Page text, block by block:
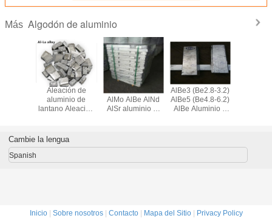
Más Algodón de aluminio
Aleación de
aluminio de
lantano Aleación
tierras raras para
endurecedores
AlMo AlBe AlNd
AlSr aluminio al
AlBe3 (Be2.8-3.2)
AlBe5 (Be4.8-6.2)
AlBe Aluminio y
tierras
Cambie la lengua
Spanish
Inicio| Sobre nosotros| Contacto| Mapa del Sitio| Privacy Policy